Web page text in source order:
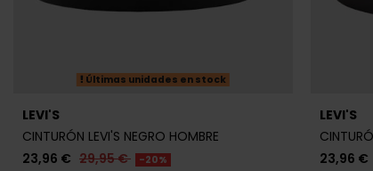
Últimas unidades en stock
LEVI'S
CINTURÓN LEVI'S NEGRO HOMBRE
23,96 € 29,95 € -20%
LEVI'S
23,96 €